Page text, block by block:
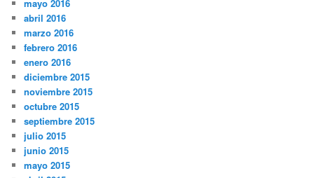
mayo 2016
abril 2016
marzo 2016
febrero 2016
enero 2016
diciembre 2015
noviembre 2015
octubre 2015
septiembre 2015
julio 2015
junio 2015
mayo 2015